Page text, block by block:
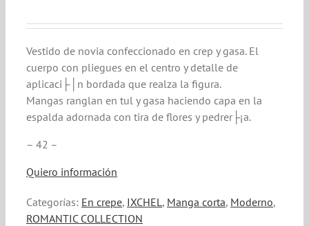
Vestido de novia confeccionado en crep y gasa. El
cuerpo con pliegues en el centro y detalle de
aplicaci├│n bordada que realza la figura.
Mangas ranglan en tul y gasa haciendo capa en la
espalda adornada con tira de flores y pedrer├¡a.
– 42 –
Quiero información
Categorías: En crepe, IXCHEL, Manga corta, Moderno,
ROMANTIC COLLECTION